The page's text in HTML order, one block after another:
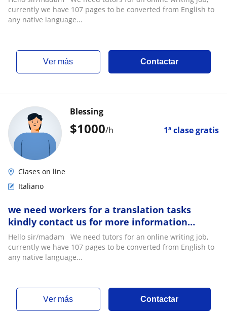
@HARRY_GEORGE1
currently we have 107 pages to be converted from English to
any native language...
ver más Contactar
$1000/h 1ª clase gratis
Blessing
Clases on line
Italiano
we need workers for a translation tasks
kindly contact us for more information
concerning the job on TELEGRAM:
@Harry_george1
Hello sir/madam We need tutors for an online writing job,
currently we have 107 pages to be converted from English to
any native language...
ver más Contactar